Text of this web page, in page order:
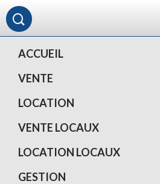
ACCUEIL
VENTE
LOCATION
VENTE LOCAUX
LOCATION LOCAUX
GESTION